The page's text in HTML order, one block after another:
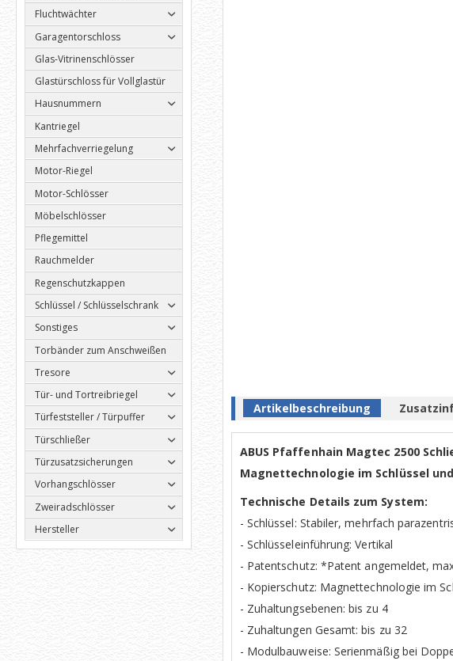
Artikelbeschreibung
ABUS Pfaffenhain Magtec 2500
Magnettechnologie im Schlüssel
Technische Details zum System:
- Schlüssel: Stabiler, mehrfach
- Schlüsseleinführung: Vertikal
- Patentschutz: *Patent angemeldet,
- Kopierschutz: Magnettechnologie im
- Zuhaltungsebenen: bis zu 4
- Zuhaltungen Gesamt: bis zu 32
- Modulbauweise: Serienmäßig bei
Fluchtwächter
Garagentorschloss
Glas-Vitrinenschlösser
Glastürschloss für Vollglastür
Hausnummern
Kantriegel
Mehrfachverriegelung
Motor-Riegel
Motor-Schlösser
Möbelschlösser
Pflegemittel
Rauchmelder
Regenschutzkappen
Schlüssel / Schlüsselschrank
Sonstiges
Torbänder zum Anschweißen
Tresore
Tür- und Tortreibriegel
Türfeststeller / Türpuffer
Türschließer
Türzusatzsicherungen
Vorhangschlösser
Zweiradschlösser
Hersteller